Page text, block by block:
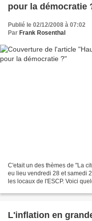
pour la démocratie
Publié le 02/12/2008 à 07:02
Par Frank Rosenthal
C'etait un des thèmes de "La
eu lieu vendredi 28 et samedi
les locaux de l'ESCP. Voici
L'inflation en